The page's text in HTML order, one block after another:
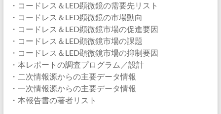
・コードレス＆LED顕微鏡の需要先リスト
・コードレス＆LED顕微鏡の市場動向
・コードレス＆LED顕微鏡市場の促進要因
・コードレス＆LED顕微鏡市場の課題
・コードレス＆LED顕微鏡市場の抑制要因
・本レポートの調査プログラム／設計
・二次情報源からの主要データ情報
・一次情報源からの主要データ情報
・本報告書の著者リスト